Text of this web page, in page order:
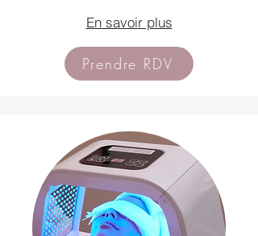
En savoir plus
Prendre RDV